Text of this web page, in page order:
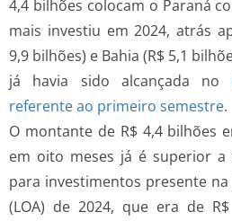
4,4 bilhões colocam o Paraná
mais investiu em 2024, atrás
9,9 bilhões) e Bahia (R$ 5,1
já havia sido alcançada no
referente ao primeiro semestre.
O montante de R$ 4,4 bilhões
em oito meses já é superior
para investimentos presente
(LOA) de 2024, que era de